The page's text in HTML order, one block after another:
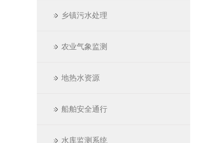
乡镇污水处理
农业气象监测
地热水资源
船舶安全通行
水库监测系统